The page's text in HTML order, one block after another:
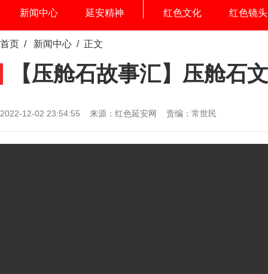
新闻中心
延安精神
红色文化
红色镜头
首页 / 新闻中心 / 正文
【压舱石故事汇】压舱石
2022-12-02 23:54:55 来源：红色延安网 责编：常世民